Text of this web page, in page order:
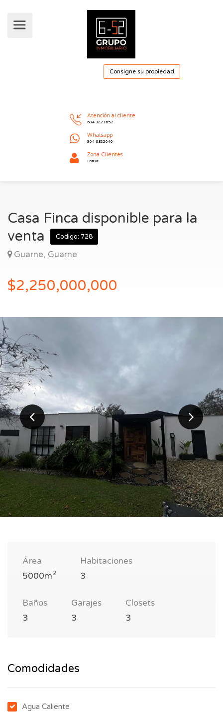
Zona Clientes
Casa Finca disponible para la
venta
Codigo: 728
Guarne, Guarne
$2,250,000,000
Área
5000m2
Habitaciones
3
Baños
3
Garajes
3
Closets
3
Comodidades
Agua Caliente